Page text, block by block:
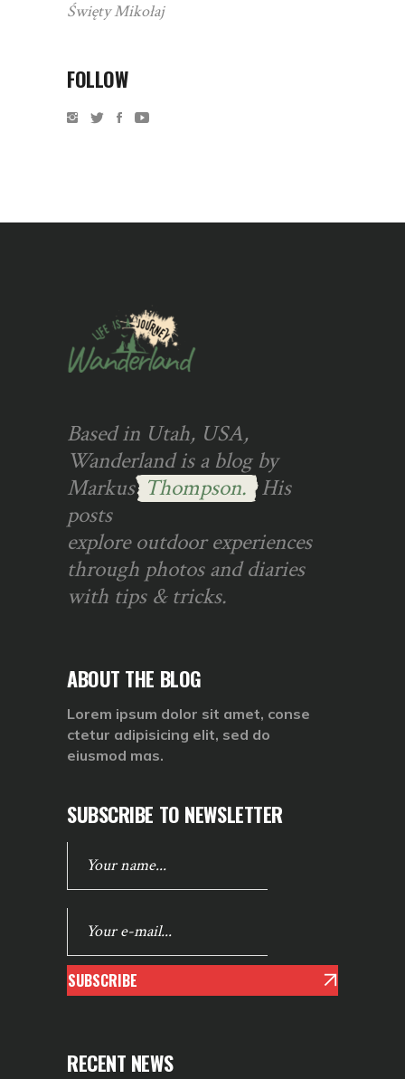
Święty Mikołaj
FOLLOW
Based in Utah, USA,
Wanderland is a blog by
Markus Thompson. His
posts
explore outdoor experiences
through photos and diaries
with tips & tricks.
ABOUT THE BLOG
Lorem ipsum dolor sit amet, conse
ctetur adipisicing elit, sed do
eiusmod mas.
SUBSCRIBE TO NEWSLETTER
SUBSCRIBE
RECENT NEWS